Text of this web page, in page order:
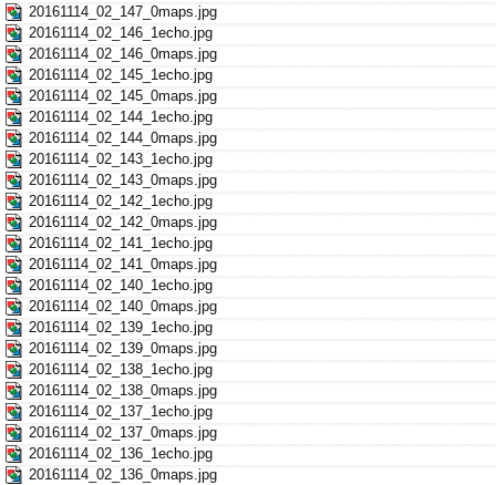
20161114_02_147_0maps.jpg
20161114_02_146_1echo.jpg
20161114_02_146_0maps.jpg
20161114_02_145_1echo.jpg
20161114_02_145_0maps.jpg
20161114_02_144_1echo.jpg
20161114_02_144_0maps.jpg
20161114_02_143_1echo.jpg
20161114_02_143_0maps.jpg
20161114_02_142_1echo.jpg
20161114_02_142_0maps.jpg
20161114_02_141_1echo.jpg
20161114_02_141_0maps.jpg
20161114_02_140_1echo.jpg
20161114_02_140_0maps.jpg
20161114_02_139_1echo.jpg
20161114_02_139_0maps.jpg
20161114_02_138_1echo.jpg
20161114_02_138_0maps.jpg
20161114_02_137_1echo.jpg
20161114_02_137_0maps.jpg
20161114_02_136_1echo.jpg
20161114_02_136_0maps.jpg